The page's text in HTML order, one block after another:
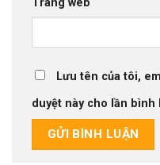
Trang web
Lưu tên của tôi,
duyệt này cho lần bình